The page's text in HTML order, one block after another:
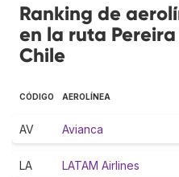
Ranking de
en la ruta
Chile
CÓDIGO AEROLÍNEA
AV Avianca
LA LATAM Airlines